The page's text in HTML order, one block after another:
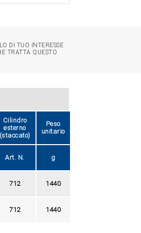
DI TUO INTERESSE
TRATTA QUESTO
Cilindro
esterno
(staccato)
Peso
unitario
Art. N. g
712 1440
712 1440